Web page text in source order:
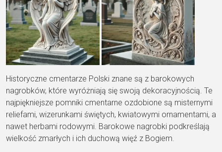
Historyczne cmentarze Polski znane są z barokowych
nagrobków, które wyróżniają się swoją dekoracyjnością. Te
najpiękniejsze pomniki cmentarne ozdobione są misternymi
reliefami, wizerunkami świętych, kwiatowymi ornamentami, a
nawet herbami rodowymi. Barokowe nagrobki podkreślają
wielkość zmarłych i ich duchową więź z Bogiem.